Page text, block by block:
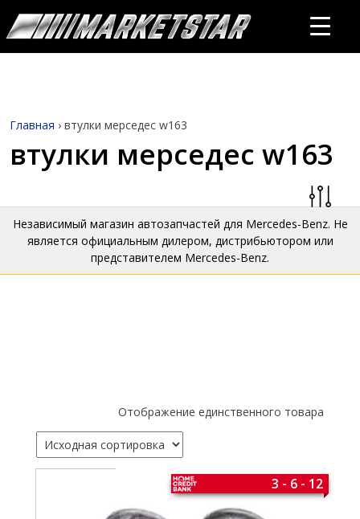
Главная › втулки мерседес w163
втулки мерседес w163
Независимый магазин автозапчастей для Mercedes-Benz. Не
является официальным дилером, дистрибьютором или
представителем Mercedes-Benz.
Отображение единственного товара
3 - 6 - 12